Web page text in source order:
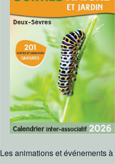
Les animations et événements